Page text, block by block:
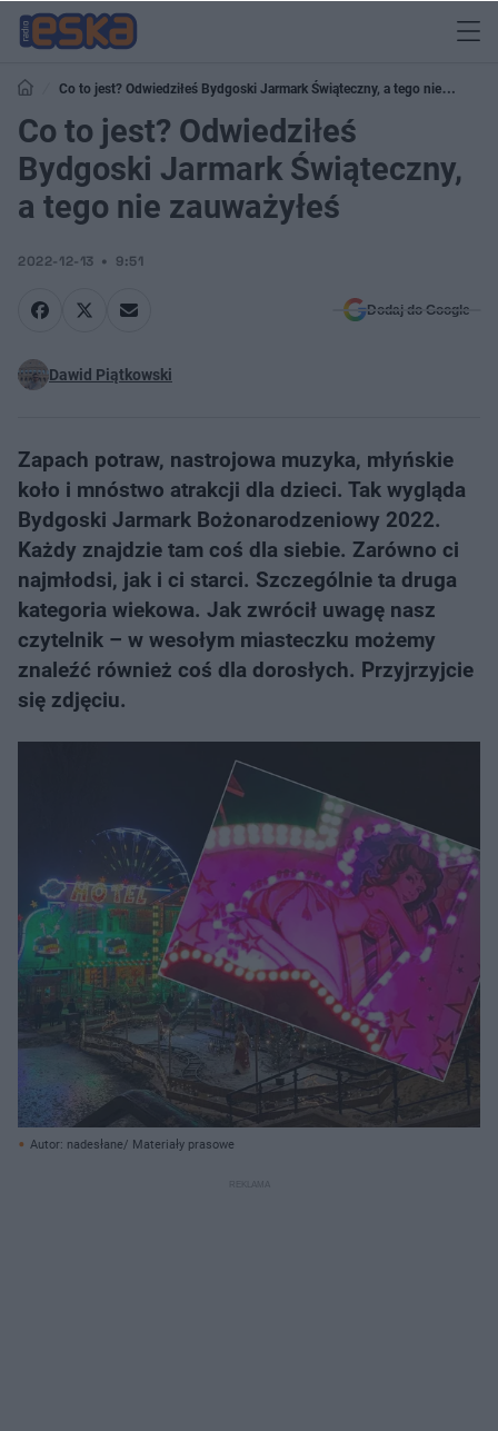
Co to jest? Odwiedziłeś Bydgoski Jarmark Świąteczny, a tego nie
zauważyłeś
Co to jest? Odwiedziłeś
Bydgoski Jarmark Świąteczny,
a tego nie zauważyłeś
2022-12-13 9:51
Dodaj do Google
Dawid Piątkowski
Zapach potraw, nastrojowa muzyka, młyńskie
koło i mnóstwo atrakcji dla dzieci. Tak wygląda
Bydgoski Jarmark Bożonarodzeniowy 2022.
Każdy znajdzie tam coś dla siebie. Zarówno ci
najmłodsi, jak i ci starci. Szczególnie ta druga
kategoria wiekowa. Jak zwrócił uwagę nasz
czytelnik – w wesołym miasteczku możemy
znaleźć również coś dla dorosłych. Przyjrzyjcie
się zdjęciu.
Autor: nadesłane/ Materiały prasowe